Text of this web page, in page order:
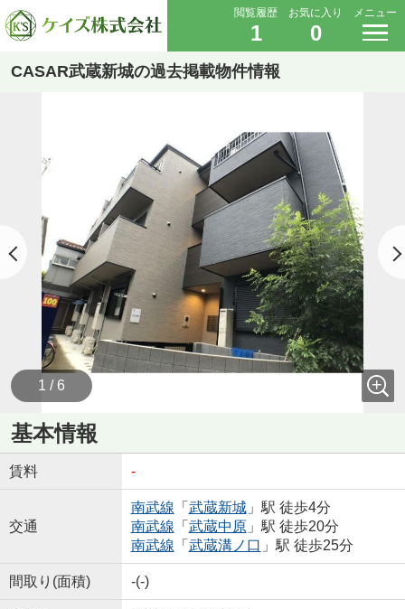
閲覧履歴
1
お気に入り
0
メニュー
CASAR武蔵新城の過去掲載物件情報
1 / 6
基本情報
賃料 -
交通
南武線 「 武蔵新城」駅 徒歩4分
南武線 「 武蔵中原」駅 徒歩20分
南武線 「 武蔵溝ノ口 」駅 徒歩25分
間取り(面積) -(-)